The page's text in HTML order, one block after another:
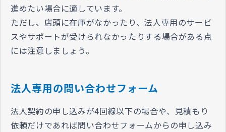
進めたい場合に適しています。
ただし、店頭に在庫がなかったり、法人専用のサービ
スやサポートが受けられなかったりする場合がある点
には注意しましょう。
法人専用の問い合わせフォーム
法人契約の申し込みが4回線以下の場合や、見積もり
依頼だけであれば問い合わせフォームからの申し込み